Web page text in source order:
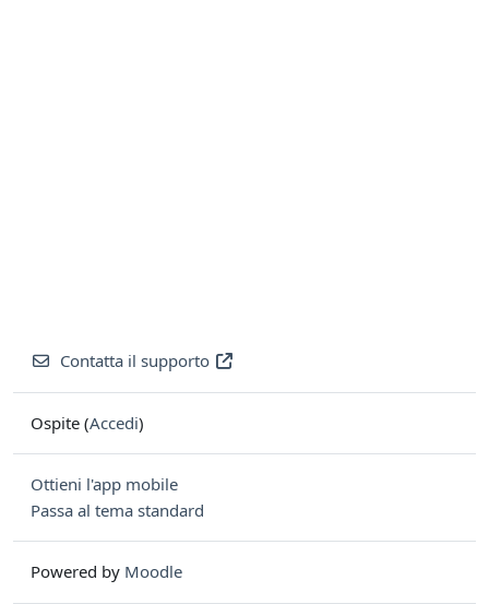
Contatta il supporto
Ospite (Accedi)
Ottieni l'app mobile
Passa al tema standard
Powered by Moodle